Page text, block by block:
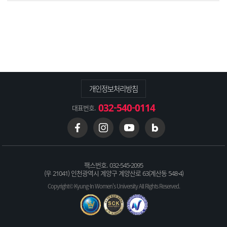
개인정보처리방침
대표번호. 032-540-0114
팩스번호. 032-545-2095
(우 21041) 인천광역시 계양구 계양산로 63(계산동 548-4)
Copyright© Kyung-In Women's University All Rights Reserved.